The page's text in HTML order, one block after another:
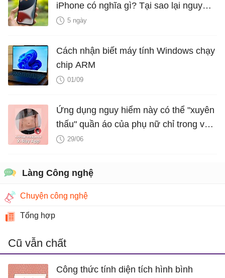
iPhone có nghĩa gì? Tại sao lại nguy
hiểm?
5 ngày
Cách nhận biết máy tính Windows chạy
chip ARM
01/09
Ứng dụng nguy hiểm này có thể "xuyên
thấu" quần áo của phụ nữ chỉ trong vài
giây nhờ công nghệ deepfake
29/06
Làng Công nghệ
Chuyện công nghệ
Tổng hợp
Cũ vẫn chất
Công thức tính diện tích hình bình